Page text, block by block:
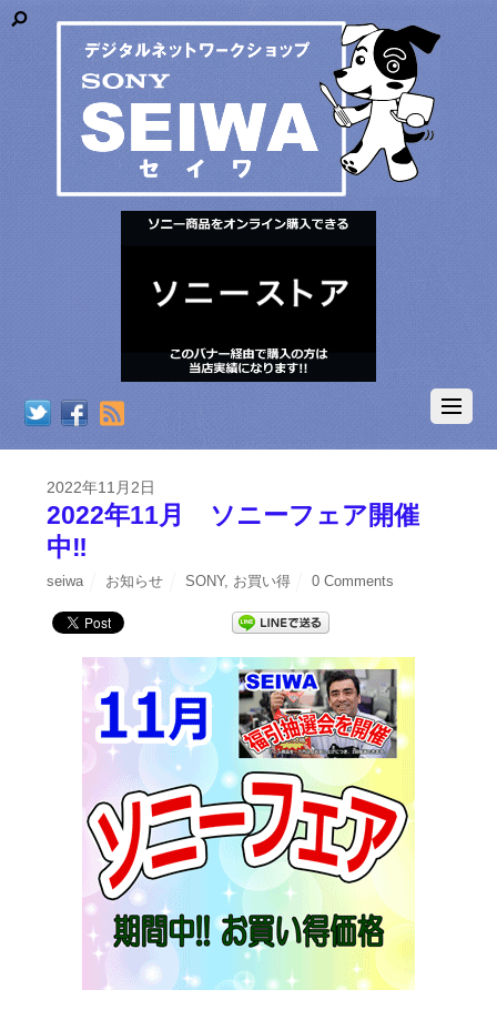
2022年11月2日
2022年11月 ソニーフェア開催
中‼
seiwa お知らせ SONY, お買い得 0 Comments